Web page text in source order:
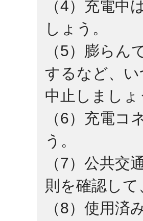
（4）充電中
しょう。
（5）膨ら
するなど、
中止しましょ
（6）充電
う。
（7）公共交
則を確認し
（8）使用